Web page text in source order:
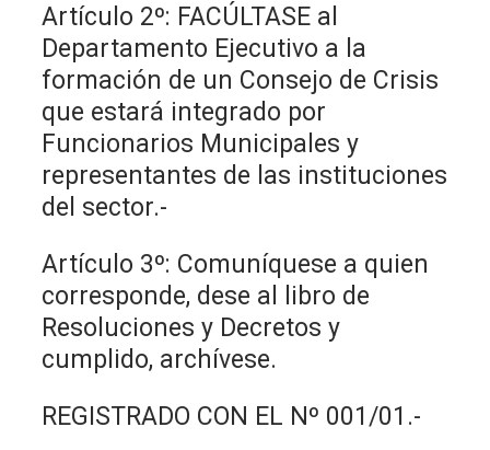
Artículo 2º: FACÚLTASE al
Departamento Ejecutivo a la
formación de un Consejo de Crisis
que estará integrado por
Funcionarios Municipales y
representantes de las instituciones
del sector.-
Artículo 3º: Comuníquese a quien
corresponde, dese al libro de
Resoluciones y Decretos y
cumplido, archívese.
REGISTRADO CON EL Nº 001/01.-